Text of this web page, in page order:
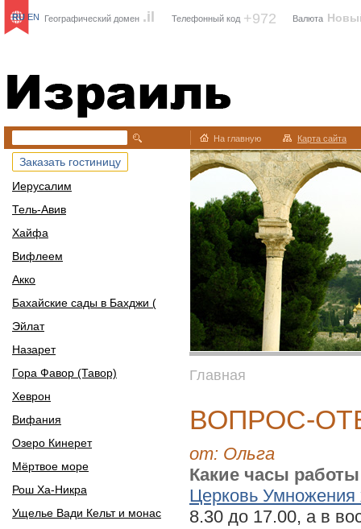
Израиль
Географический домен .il Телефонный код +972 Валюта
RU EN
На главную Карта сайта
Заказать гостиницу
Иерусалим
Тель-Авив
Хайфа
Вифлеем
Акко
Бахайские сады в Бахджи (
Эйлат
Назарет
Гора Фавор (Тавор)
Хеврон
Вифания
Озеро Кинерет
Мёртвое море
Рош Ха-Никра
Ущелье Вади Кельт и монас
Главная
ВОПРОС-
от: Ольга
Какие часы
Церковь
8.30 до 17.00, а в